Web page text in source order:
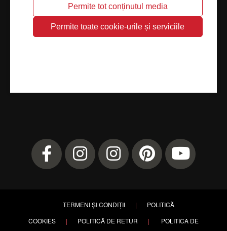
TERMENI ȘI CONDIȚII |
POLITICĂ
COOKIES
| POLITICĂ DE RETUR |
POLITICA DE